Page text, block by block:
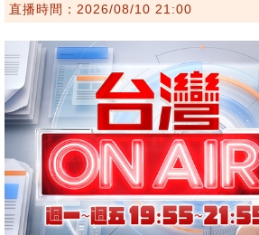
直播時間：2026/08/10 21:00